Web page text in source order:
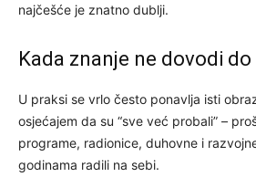
najčešće je znatno dublji.
Kada znanje ne dovodi
U praksi se vrlo često ponavlja isti
osjećajem da su “sve već probali” –
programe, radionice, duhovne i
godinama radili na sebi.